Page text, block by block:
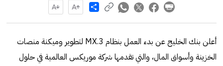
Share
أعلن بنك الخليج عن بدء العمل بنظام MX.3 لتطوير وميكنة منصات
الخزينة وأسواق المال، والتي تقدمها شركة موريكس العالمية في حلول